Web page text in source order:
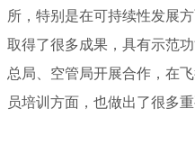
所，特别是在可持续性发展
取得了很多成果，具有示范
总局、空管局开展合作，在
员培训方面，也做出了很多重